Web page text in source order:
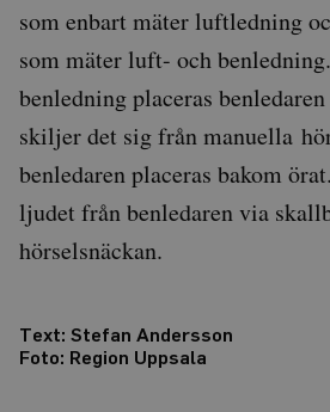
som enbart mäter luftledning
som mäter luft- och
benledning placeras
skiljer det sig från manuella
benledaren placeras bakom
ljudet från benledaren via
hörselsnäckan.
Text: Stefan Andersson
Foto: Region Uppsala